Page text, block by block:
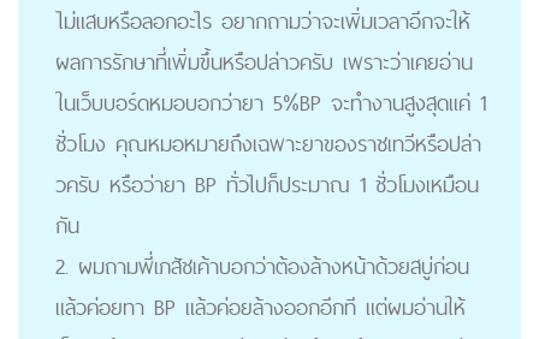
ไม่แสบหรือลอกอะไร อยากถามว่าจะเพิ่มเวลาอีกจะให้
ผลการรักษาที่เพิ่มขึ้นหรือปล่าวครับ เพราะว่าเคยอ่าน
ในเว็บบอร์ดหมอบอกว่ายา 5%BP จะทำงานสูงสุดแค่ 1
ชั่วโมง คุณหมอหมายถึงเฉพาะยาของราชเทวีหรือปล่า
วครับ หรือว่ายา BP ทั่วไปก็ประมาณ 1 ชั่วโมงเหมือน
กัน
2. ผมถามพี่เภสัชเค้าบอกว่าต้องล้างหน้าด้วยสบู่ก่อน
แล้วค่อยทา BP แล้วค่อยล้างออกอีกที แต่ผมอ่านให้